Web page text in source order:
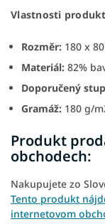
Vlastnosti
Rozměr: 180 x
Materiál: 82%
Doporučený
Gramáž: 180 g/
Produkt
obchodech:
Nakupujete zo
Tento produkt
internetovom